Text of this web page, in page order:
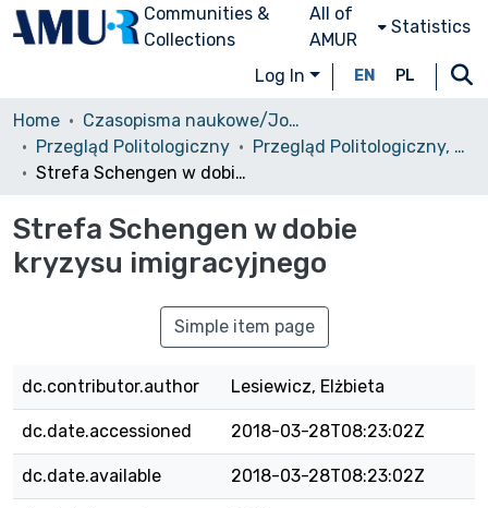
Communities &
Collections
All of
AMUR
Statistics
Log In EN PL
Home
Czasopisma naukowe/Journals
Przegląd Politologiczny
Przegląd Politologiczny, 2016, nr 4
Strefa Schengen w dobie kryzysu imigracyjnego
Strefa Schengen w dobie
kryzysu imigracyjnego
Simple item page
dc.contributor.author Lesiewicz, Elżbieta
dc.date.accessioned 2018-03-28T08:23:02Z
dc.date.available 2018-03-28T08:23:02Z